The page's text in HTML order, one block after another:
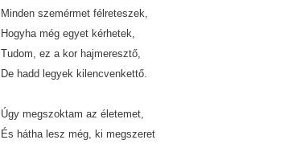
Minden szemérmet félreteszek,
Hogyha még egyet kérhetek,
Tudom, ez a kor hajmeresztő,
De hadd legyek kilencvenkettő.
Úgy megszoktam az életemet,
És hátha lesz még, ki megszeret